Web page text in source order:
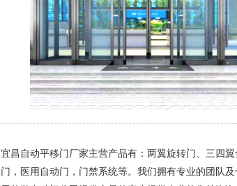
宜昌自动平移门厂家主营产品有：两翼旋转门、三四
门，医用自动门，门禁系统等。我们拥有专业的团队